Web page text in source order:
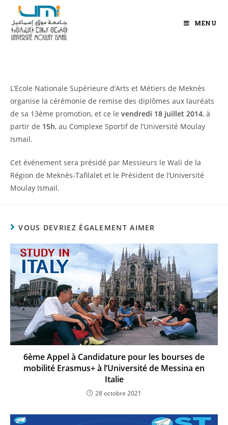
MENU
L’Ecole Nationale Supérieure d’Arts et Métiers de Meknès
organise la cérémonie de remise des diplômes aux lauréats
de sa 13ème promotion, et ce le vendredi 18 juillet 2014, à
partir de 15h, au Complexe Sportif de l’Université Moulay
Ismail.
Cet événement sera présidé par Messieurs le Wali de la
Région de Meknès-Tafilalet et le Président de l’Université
Moulay Ismail.
VOUS DEVRIEZ ÉGALEMENT AIMER
6ème Appel à Candidature pour les bourses de
mobilité Erasmus+ à l’Université de Messina en
Italie
28 octobre 2021